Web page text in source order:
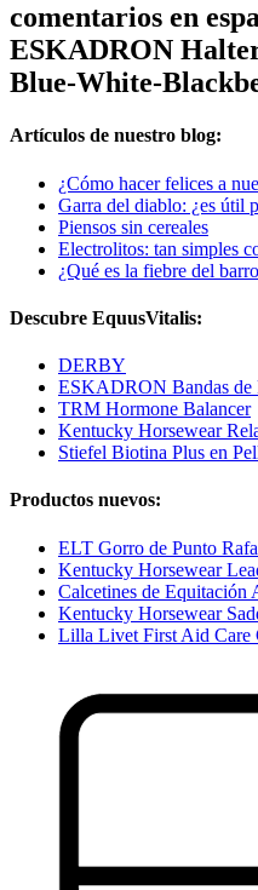
comentarios en
ESKADRON
Blue-White-
Artículos de nuestro blog:
¿Cómo hacer felices a
Garra del diablo: ¿es útil
Piensos sin cereales
Electrolitos: tan simples
¿Qué es la fiebre del
Descubre EquusVitalis:
DERBY
ESKADRON Bandas de
TRM Hormone Balancer
Kentucky Horsewear
Stiefel Biotina Plus en
Productos nuevos:
ELT Gorro de Punto
Kentucky Horsewear
Calcetines de Equitación
Kentucky Horsewear
Lilla Livet First Aid Care